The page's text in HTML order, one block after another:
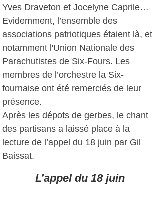
Yves Draveton et Jocelyne Caprile…
Evidemment, l’ensemble des
associations patriotiques étaient là, et
notamment l'Union Nationale des
Parachutistes de Six-Fours. Les
membres de l’orchestre la Six-
fournaise ont été remerciés de leur
présence.
Après les dépots de gerbes, le chant
des partisans a laissé place à la
lecture de l’appel du 18 juin par Gil
Baissat.
L’appel du 18 juin